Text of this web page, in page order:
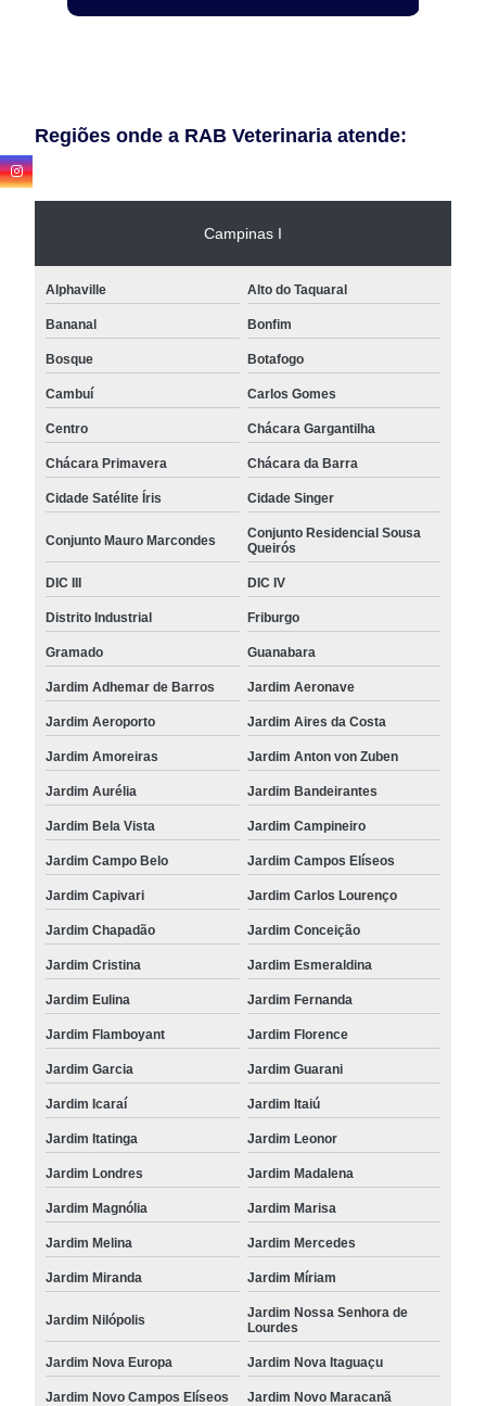
Regiões onde a RAB Veterinaria atende:
Campinas I
Alphaville Alto do Taquaral
Bananal Bonfim
Bosque Botafogo
Cambuí Carlos Gomes
Centro Chácara Gargantilha
Chácara Primavera Chácara da Barra
Cidade Satélite Íris Cidade Singer
Conjunto Mauro Marcondes
Conjunto Residencial Sousa
Queirós
DIC III DIC IV
Distrito Industrial Friburgo
Gramado Guanabara
Jardim Adhemar de Barros Jardim Aeronave
Jardim Aeroporto Jardim Aires da Costa
Jardim Amoreiras Jardim Anton von Zuben
Jardim Aurélia Jardim Bandeirantes
Jardim Bela Vista Jardim Campineiro
Jardim Campo Belo Jardim Campos Elíseos
Jardim Capivari Jardim Carlos Lourenço
Jardim Chapadão Jardim Conceição
Jardim Cristina Jardim Esmeraldina
Jardim Eulina Jardim Fernanda
Jardim Flamboyant Jardim Florence
Jardim Garcia Jardim Guarani
Jardim Icaraí Jardim Itaiú
Jardim Itatinga Jardim Leonor
Jardim Londres Jardim Madalena
Jardim Magnólia Jardim Marisa
Jardim Melina Jardim Mercedes
Jardim Miranda Jardim Míriam
Jardim Nilópolis
Jardim Nossa Senhora de
Lourdes
Jardim Nova Europa Jardim Nova Itaguaçu
Jardim Novo Campos Elíseos Jardim Novo Maracanã